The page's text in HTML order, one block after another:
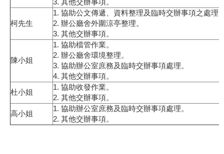
3. 其他交辦事項。
柯先生
1. 協助公文傳遞、資料整理及臨時交辦事項之處理
2. 辦公廳舍外圍涼亭整理。
3. 其他交辦事項。
陳小姐
1. 協助檔管作業。
2. 辦公廳舍環境整理。
3. 協助辦公室庶務及臨時交辦事項處理。
4. 其他交辦事項。
杜小姐
1. 協助收發作業。
2. 其他交辦事項。
高小姐
1. 協助辦公室庶務及臨時交辦事項處理。
2. 其他交辦事項。